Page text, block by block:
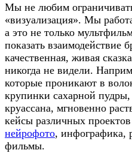
Мы не любим
«визуализация». Мы
а это не только
показать взаимодействие
качественная, живая
никогда не видели.
которые проникают в
крупинки сахарной пудры,
круассана, мгновенно
кейсы различных
нейрофото, инфографика,
фильмы.